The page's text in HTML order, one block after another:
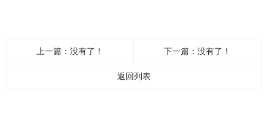
上一篇：没有了！ 下一篇：没有了！
返回列表